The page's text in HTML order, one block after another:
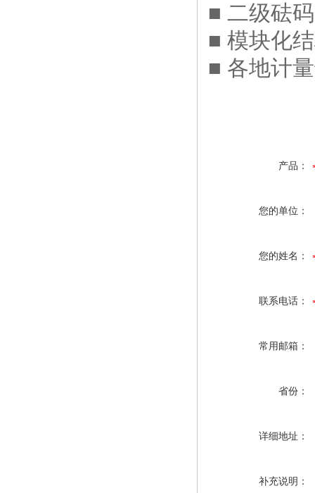
■ 二级砝
■ 模块化
■ 各地计
产品：
您的单位：
您的姓名：
联系电话：
常用邮箱：
省份：
详细地址：
补充说明：